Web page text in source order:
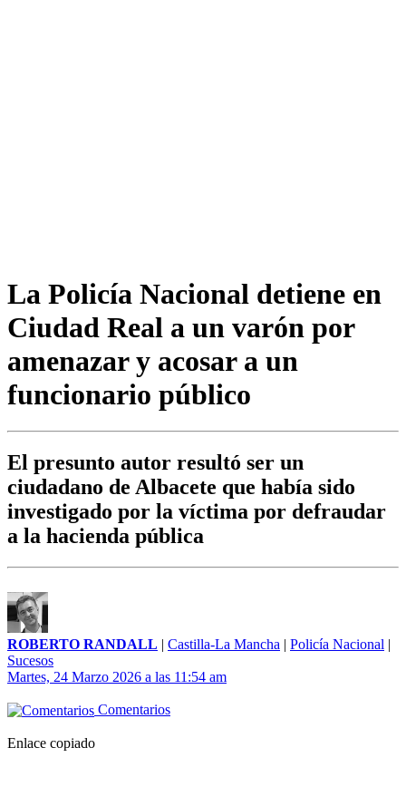
La Policía Nacional detiene en
Ciudad Real a un varón por
amenazar y acosar a un
funcionario público
El presunto autor resultó ser un
ciudadano de Albacete que había sido
investigado por la víctima por defraudar
a la hacienda pública
ROBERTO RANDALL | Castilla-La Mancha | Policía Nacional |
Sucesos
Martes, 24 Marzo 2026 a las 11:54 am
Comentarios
Enlace copiado